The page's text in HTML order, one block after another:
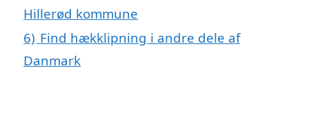
Hillerød kommune
6) Find hækklipning i andre dele af
Danmark